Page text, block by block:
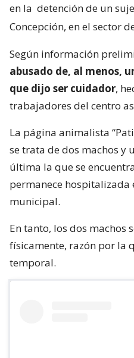
en la detención de un
Concepción, en el sector
Según información
abusado de, al menos,
que dijo ser cuidador,
trabajadores del centro
La página animalista
se trata de dos machos y
última la que se
permanece hospitalizada
municipal.
En tanto, los dos machos
físicamente, razón por la
temporal.